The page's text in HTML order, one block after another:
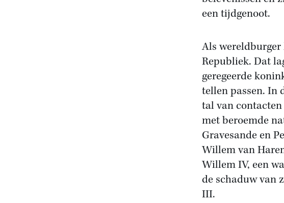
een tijdgenoot.
Als
Republiek. Dat
geregeerde
tellen passen. In
tal van
met beroemde
Gravesande en
Willem van
Willem IV, een
de schaduw van
III.